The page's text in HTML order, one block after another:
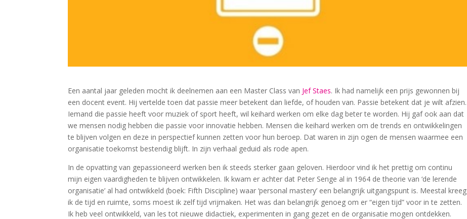
Een aantal jaar geleden mocht ik deelnemen aan een Master Class van Jef Staes. Ik had namelijk een prijs gewonnen bij
een docent event. Hij vertelde toen dat passie meer betekent dan liefde, of houden van. Passie betekent dat je wilt afzien.
Iemand die passie heeft voor muziek of sport heeft, wil keihard werken om elke dag beter te worden. Hij gaf ook aan dat
we mensen nodig hebben die passie voor innovatie hebben. Mensen die keihard werken om de trends en ontwikkelingen
te blijven volgen en deze in perspectief kunnen zetten voor hun beroep. Dat waren in zijn ogen de mensen waarmee een
organisatie toekomst bestendig blijft. In zijn verhaal geduid als rode apen.
In de opvatting van gepassioneerd werken ben ik steeds sterker gaan geloven. Hierdoor vind ik het prettig om continu
mijn eigen vaardigheden te blijven ontwikkelen. Ik kwam er achter dat Peter Senge al in 1964 de theorie van ‘de lerende
organisatie’ al had ontwikkeld (boek: Fifth Discipline) waar ‘personal mastery’ een belangrijk uitgangspunt is. Meestal kreeg
ik de tijd en ruimte, soms moest ik zelf tijd vrijmaken. Het was dan belangrijk genoeg om er “eigen tijd” voor in te zetten.
Ik heb veel ontwikkeld, van les tot nieuwe didactiek, experimenten in gang gezet en de organisatie mogen ontdekken.